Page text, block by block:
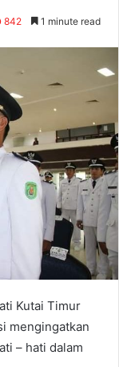
842 1 minute read
Kutai Timur
mengingatkan
– hati dalam